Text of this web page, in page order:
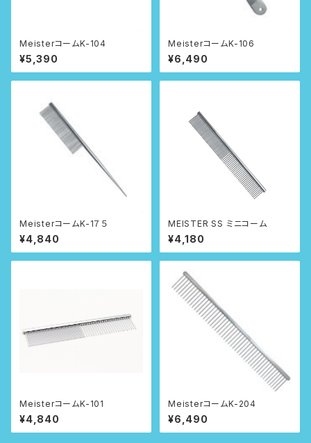
MeisterコームK-104
¥5,390
MeisterコームK-106
¥6,490
MeisterコームK-1７５
¥4,840
MEISTER SS ミニコーム
¥4,180
MeisterコームK-101
¥4,840
MeisterコームK-204
¥6,490